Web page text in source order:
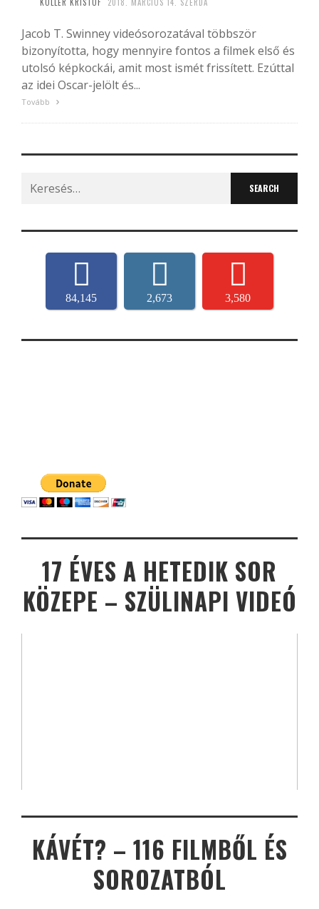
KÖLLER KRISTÓF 2018. MÁRCIUS 14. SZERDA
Jacob T. Swinney videósorozatával többször
bizonyította, hogy mennyire fontos a filmek első és
utolsó képkockái, amit most ismét frissített. Ezúttal
az idei Oscar-jelölt és...
Tovább
Search
for:
84,145 2,673 3,580
17 ÉVES A HETEDIK SOR
KÖZEPE – SZÜLINAPI VIDEÓ
KÁVÉT? – 116 FILMBŐL ÉS
SOROZATBÓL